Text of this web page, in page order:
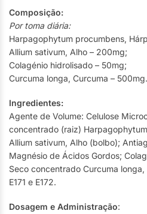
Composição:
Por toma diária:
Harpagophytum procumbens,
Allium sativum, Alho – 200mg;
Colagénio hidrolisado – 50mg;
Curcuma longa, Curcuma – 500mg.
Ingredientes:
Agente de Volume: Celulose
concentrado (raiz)
Allium sativum, Alho (bolbo);
Magnésio de Ácidos Gordos;
Seco concentrado Curcuma
E171 e E172.
Dosagem e Administração: